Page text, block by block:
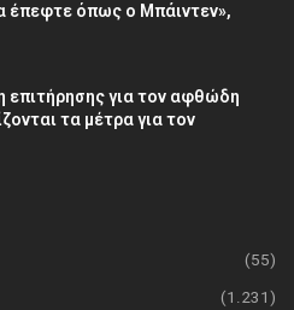
έπεφτε όπως ο Μπάιντεν»,
επιτήρησης για τον αφθώδη
τα μέτρα για τον
(55)
(1.231)